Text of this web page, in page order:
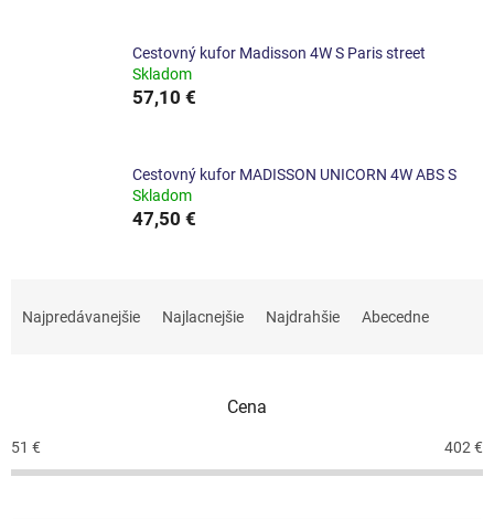
Cestovný kufor Madisson 4W S Paris street
Skladom
57,10 €
Cestovný kufor MADISSON UNICORN 4W ABS S
Skladom
47,50 €
e
p
r
Najpredávanejšie Najlacnejšie Najdrahšie Abecedne
Cena
51 € 402€